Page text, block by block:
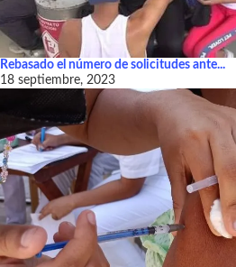
Rebasado el número de solicitudes ante...
18 septiembre, 2023